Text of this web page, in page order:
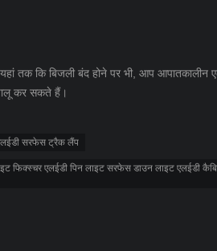
तक ​​कि बिजली बंद होने पर भी, आप आपातकालीन
कर सकते हैं।
एलईडी सरफेस ट्रैक लैंप
फिक्स्चर एलईडी पिन लाइट सरफेस डाउन लाइट एलईडी